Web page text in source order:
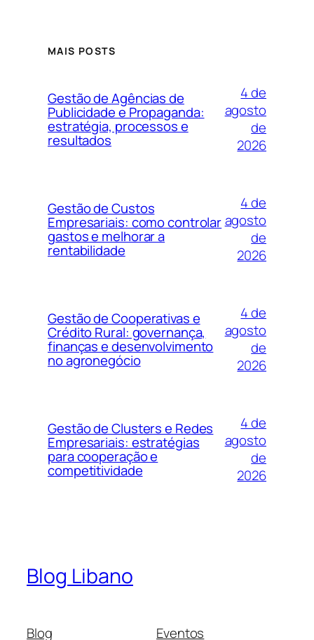
MAIS POSTS
Gestão de Agências de
Publicidade e Propaganda:
estratégia, processos e
resultados
4 de
agosto
de
2026
Gestão de Custos
Empresariais: como controlar
gastos e melhorar a
rentabilidade
4 de
agosto
de
2026
Gestão de Cooperativas e
Crédito Rural: governança,
finanças e desenvolvimento
no agronegócio
4 de
agosto
de
2026
Gestão de Clusters e Redes
Empresariais: estratégias
para cooperação e
competitividade
4 de
agosto
de
2026
Blog Libano
Blog Eventos